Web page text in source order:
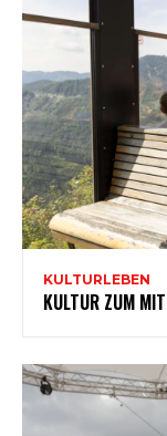
KULTURLEBEN
KULTUR ZUM